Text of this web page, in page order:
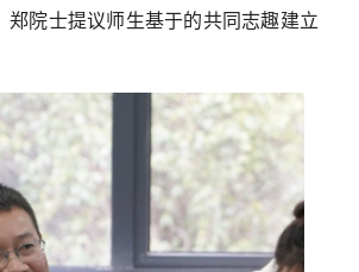
院士提议师生基于的共同志趣建立